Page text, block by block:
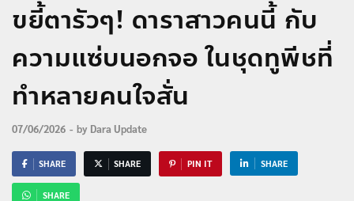
ขยี้ตารัวๆ! ดาราสาวคนนี้ กับ
ความแซ่บนอกจอ ในชุดทูพีชที่
ทำหลายคนใจสั่น
07/06/2026 - by Dara Update
SHARE SHARE PIN IT SHARE
SHARE